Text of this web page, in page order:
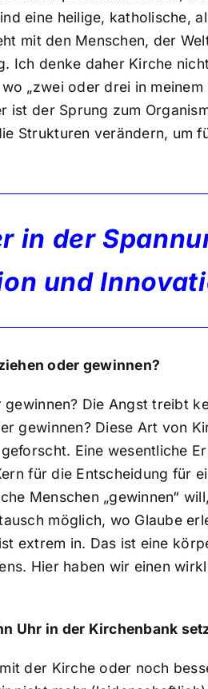
eine heilige, katholische,
mit den Menschen, der
Ich denke daher Kirche
„zwei oder drei in meinem
ist der Sprung zum
Strukturen verändern, um
in der
und
oder gewinnen?
Die Angst treibt
gewinnen? Diese Art von
Eine wesentliche
für die Entscheidung für
Menschen „gewinnen“
möglich, wo Glaube
extrem in. Das ist eine
Hier haben wir einen
Uhr in der Kirchenbank
der Kirche oder noch